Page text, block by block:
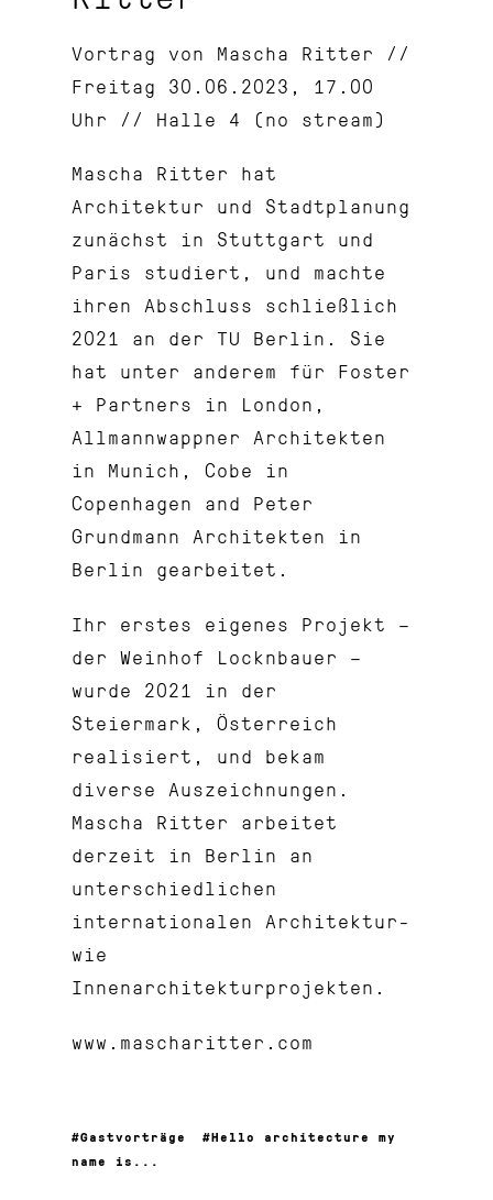
Vortrag von Mascha Ritter //
Freitag 30.06.2023, 17.00
Uhr // Halle 4 (no stream)
Mascha Ritter hat
Architektur und Stadtplanung
zunächst in Stuttgart und
Paris studiert, und machte
ihren Abschluss schließlich
2021 an der TU Berlin. Sie
hat unter anderem für Foster
+ Partners in London,
Allmannwappner Architekten
in Munich, Cobe in
Copenhagen and Peter
Grundmann Architekten in
Berlin gearbeitet.
Ihr erstes eigenes Projekt –
der Weinhof Locknbauer –
wurde 2021 in der
Steiermark, Österreich
realisiert, und bekam
diverse Auszeichnungen.
Mascha Ritter arbeitet
derzeit in Berlin an
unterschiedlichen
internationalen Architektur-
wie
Innenarchitekturprojekten.
www.mascharitter.com
Gastvorträge
Hello architecture my
name is...